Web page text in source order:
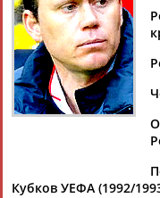
Игорь
ЛЕДЯХОВ
Ваш запрос:
Документы 1-10 из 18
Кубков УЕФА (1992/